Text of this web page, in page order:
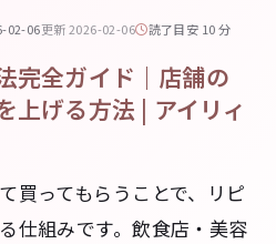
02-06更新 2026-02-06 読了目安 10 分
完全ガイド｜店舗の
上げる方法 | アイリィ
買ってもらうことで、リピ
仕組みです。飲食店・美容